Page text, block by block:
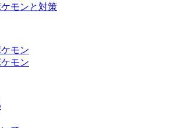
モンと対策
モン
モン